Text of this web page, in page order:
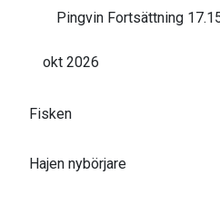
Pingvin Fortsättning
okt 2026
Fisken
Hajen nybörjare